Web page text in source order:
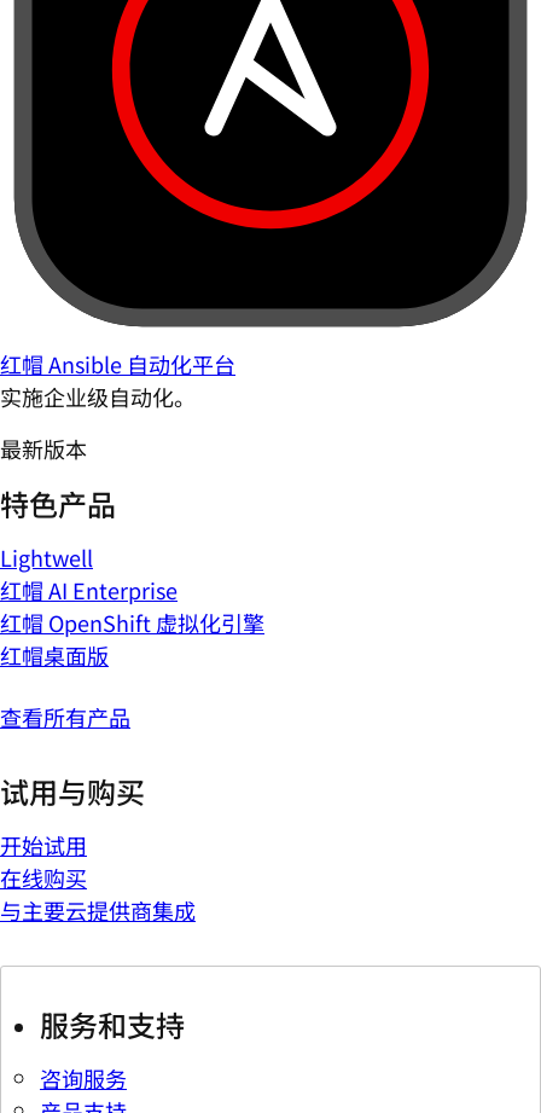
红帽 Ansible 自动化平台
实施企业级自动化。
最新版本
特色产品
Lightwell
红帽 AI Enterprise
红帽 OpenShift 虚拟化引擎
红帽桌面版
查看所有产品
试用与购买
开始试用
在线购买
与主要云提供商集成
服务和支持
咨询服务